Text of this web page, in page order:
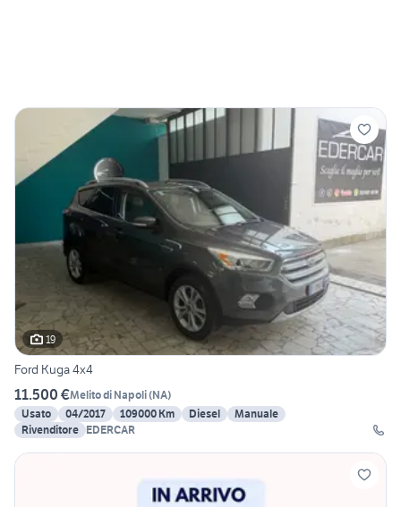
19
Ford Kuga 4x4
11.500 €Melito di Napoli(NA)
Usato
04/2017 109000 Km Diesel
Manuale
Rivenditore EDERCAR